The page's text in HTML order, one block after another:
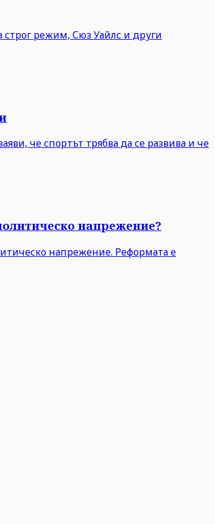
режим, Сюз Уайлс и други
че спортът трябва да се развива и че
напрежение?
напрежение. Реформата е